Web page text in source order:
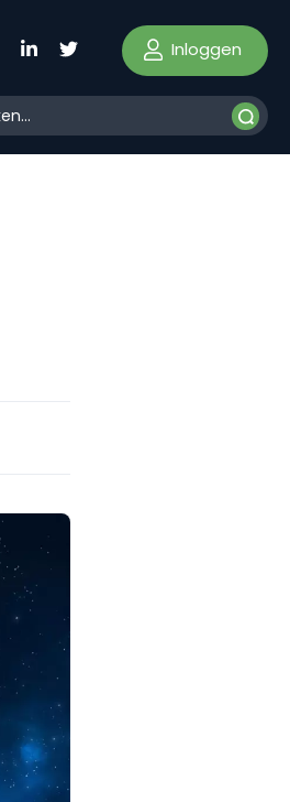
Inloggen